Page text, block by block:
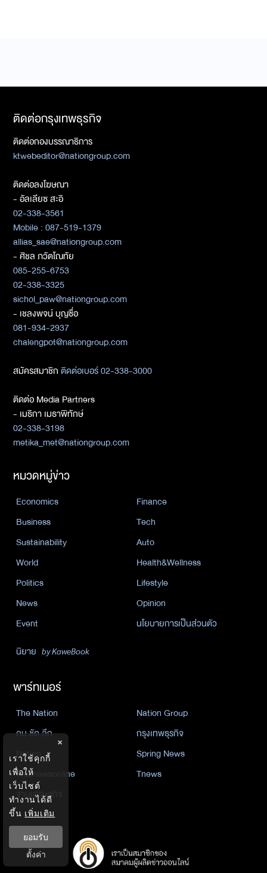
ติดต่อกรุงเทพธุรกิจ
ติดต่อกองบรรณาธิการ
ktwebeditor@nationgroup.com
ติดต่อลงโฆษณา
- อัลเลียซ สะอิ
02-338-3561
Mobile : 087-519-1379
allias_sae@nationgroup.com
- ศิชล ภวัตโณทัย
085-255-6753
02-338-3325
sichol_paw@nationgroup.com
- เชลงพจน์ บุญซื่อ
081-934-2937
chalengpot@nationgroup.com
สมัครสมาชิกติดต่อเบอร์ 02-338-3000
ติดต่อ Media Partners
- เมธิกา เมธาพิทักษ์
02-338-3198
metika_met@nationgroup.com
หมวดหมู่ข่าว
Economics
Finance
Business
Tech
Sustainability
Auto
World
Health&Wellness
Politics
Lifestyle
News
Opinion
Event
นโยบายการเป็นส่วนตัว
นิยาย by KaweBook
พาร์ทเนอร์
The Nation
Nation Group
คม ชัด ลึก
กรุงเทพธุรกิจ
Nation
Spring News
Thainewsonline
Tnews
ฐานเศรษฐกิจ
×
เราใช้คุกกี้
เพื่อให้
เว็บไซต์
ทำงานได้ดี
ขึ้น เพิ่มเติม
ยอมรับ
ตั้งค่า